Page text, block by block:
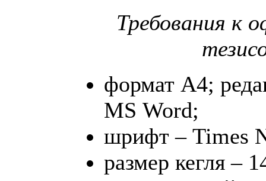
Требования к
формат А4;
MS Word;
шрифт – Times
размер кегля –